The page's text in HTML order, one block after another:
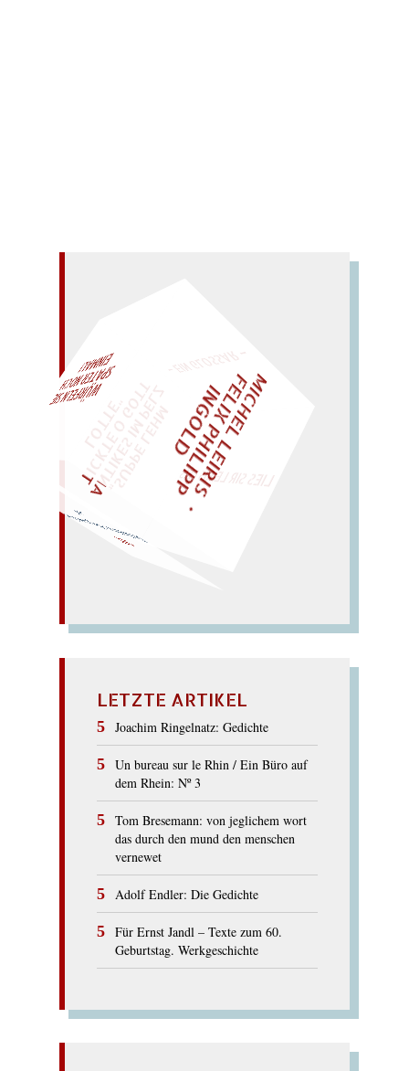
„
S
U
P
P
E
L
E
H
M
A
N
T
I
K
E
S
I
M
P
E
L
ZT
I
C
K
T
E
O
G
O
T
TL
O
T
T
E
SEE
Seelenlese : das grosse S ist
„es“. M
I
C
H
E
L
L
E
I
R
I
S
・
F
E
L
I
X
P
H
I
L
I
P
P
I
N
G
O
L
DLIES SIR LEIRIS LEIS
AL!
LETZTE ARTIKEL
Joachim Ringelnatz: Gedichte
Un bureau sur le Rhin / Ein Büro auf
dem Rhein: Nº 3
Tom Bresemann: von jeglichem wort
das durch den mund den menschen
vernewet
Adolf Endler: Die Gedichte
Für Ernst Jandl – Texte zum 60.
Geburtstag. Werkgeschichte